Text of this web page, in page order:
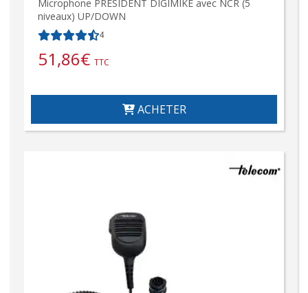
Microphone PRESIDENT DIGIMIKE avec NCR (5
niveaux) UP/DOWN
4
51,86€ TTC
ACHETER